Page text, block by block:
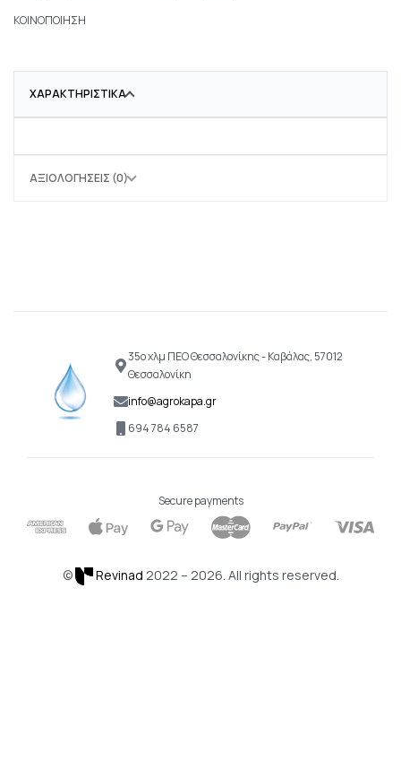
ΚΟΙΝΟΠΟΙΗΣΗ
ΧΑΡΑΚΤΗΡΙΣΤΙΚΆ
ΑΞΙΟΛΟΓΉΣΕΙΣ (0)
35ο χλμ ΠΕΟ Θεσσαλονίκης - Καβάλας, 57012
Θεσσαλονίκη
info@agrokapa.gr
694 784 6587
© Revinad 2022 – 2026. All rights reserved.
Secure payments